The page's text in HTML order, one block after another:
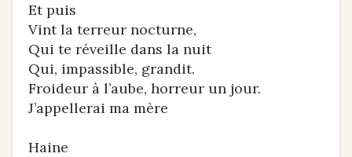
Et puis
Vint la terreur nocturne,
Qui te réveille dans la nuit
Qui, impassible, grandit.
Froideur à l’aube, horreur un jour.
J’appellerai ma mère
Haine